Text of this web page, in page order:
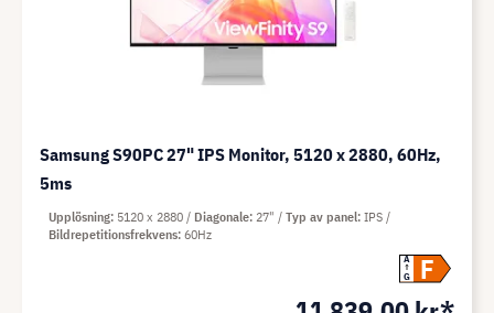
Samsung S90PC 27" IPS Monitor, 5120 x 2880, 60Hz,
5ms
A
G
F
Upplösning 5120 x 2880 Diagonale 27" Typ av panel IPS
Bildrepetitionsfrekvens 60Hz